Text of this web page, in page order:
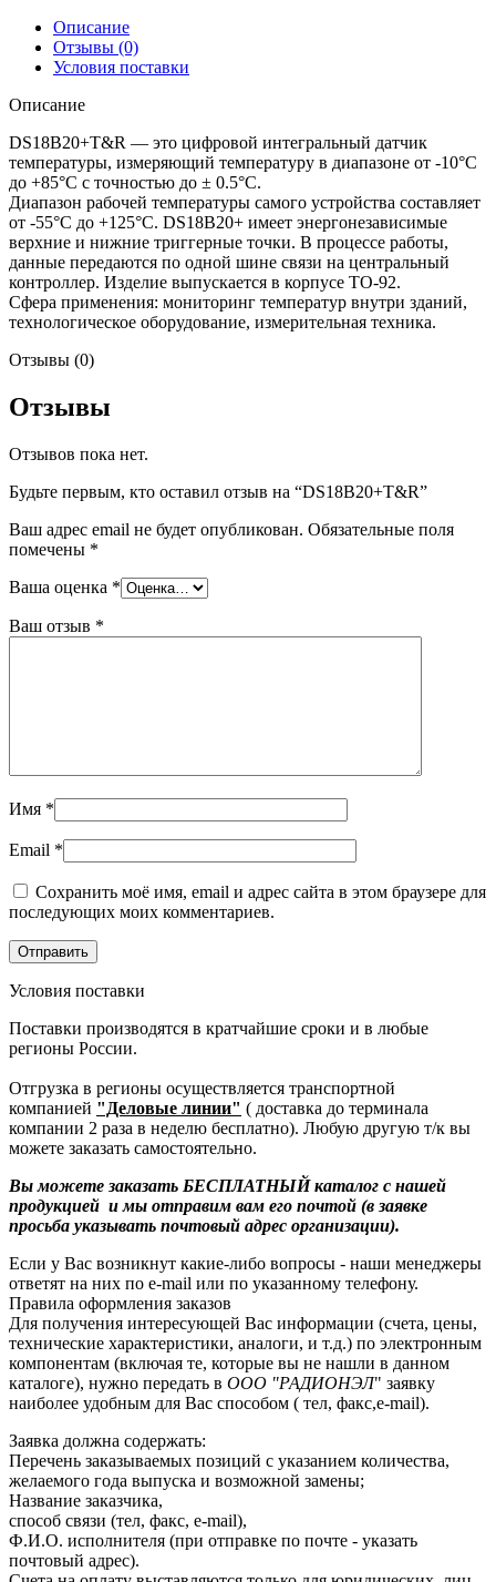
Описание
Отзывы (0)
Условия поставки
Описание
DS18B20+T&R — это цифровой интегральный датчик
температуры, измеряющий температуру в диапазоне от -10°C
до +85°C с точностью до ± 0.5°C.
Диапазон рабочей температуры самого устройства составляет
от -55°C до +125°C. DS18B20+ имеет энергонезависимые
верхние и нижние триггерные точки. В процессе работы,
данные передаются по одной шине связи на центральный
контроллер. Изделие выпускается в корпусе TO-92.
Сфера применения: мониторинг температур внутри зданий,
технологическое оборудование, измерительная техника.
Отзывы (0)
Отзывы
Отзывов пока нет.
Будьте первым, кто оставил отзыв на “DS18B20+T&R”
Ваш адрес email не будет опубликован. Обязательные поля
помечены *
Ваша оценка *
Ваш отзыв *
Имя *
Email *
Сохранить моё имя, email и адрес сайта в этом браузере для
последующих моих комментариев.
Условия поставки
Поставки производятся в кратчайшие сроки и в любые
регионы России.
Отгрузка в регионы осуществляется транспортной
компанией "Деловые линии" ( доставка до терминала
компании 2 раза в неделю бесплатно). Любую другую т/к вы
можете заказать самостоятельно.
Вы можете заказать БЕСПЛАТНЫЙ каталог с нашей
продукцией и мы отправим вам его почтой (в заявке
просьба указывать почтовый адрес организации).
Если у Вас возникнут какие-либо вопросы - наши менеджеры
ответят на них по e-mail или по указанному телефону.
Правила оформления заказов
Для получения интересующей Вас информации (счета, цены,
технические характеристики, аналоги, и т.д.) по электронным
компонентам (включая те, которые вы не нашли в данном
каталоге), нужно передать в ООО "РАДИОНЭЛ" заявку
наиболее удобным для Вас способом ( тел, факс,e-mail).
Заявка должна содержать:
Перечень заказываемых позиций с указанием количества,
желаемого года выпуска и возможной замены;
Название заказчика,
способ связи (тел, факс, e-mail),
Ф.И.О. исполнителя (при отправке по почте - указать
почтовый адрес).